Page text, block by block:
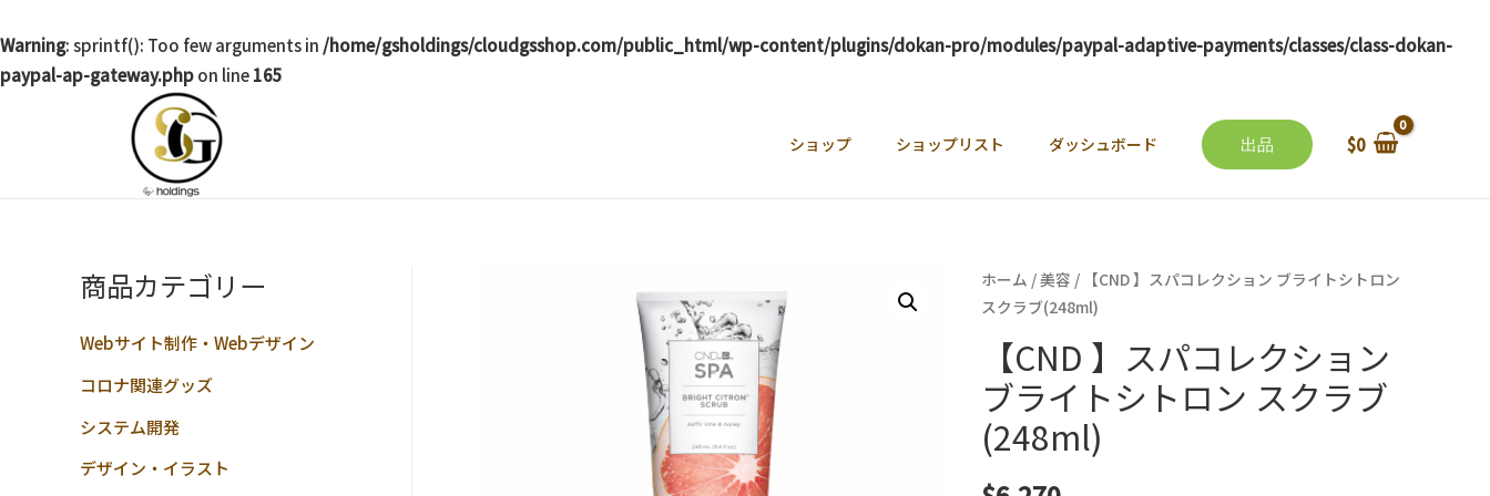
Warning: sprintf(): Too few arguments in /home/gsholdings/cloudgsshop.com/public_html/wp-content/plugins/dokan-pro/modules/paypal-adaptive-payments/classes/class-dokan-
paypal-ap-gateway.phpon line165
ショップ ショップリスト ダッシュボード 出品 $0
商品カテゴリー
Webサイト制作・Webデザイン
コロナ関連グッズ
システム開発
デザイン・イラスト
ホーム /美容 / 【CND 】スパコレクション ブライトシトロン
スクラブ(248ml)
【CND 】スパコレクション
ブライトシトロン スクラブ
(248ml)